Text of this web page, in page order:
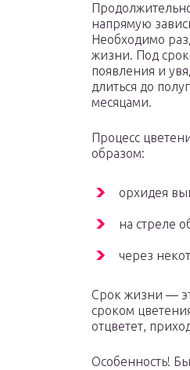
напрямую
Необходимо
жизни. Под
появления и
длиться до
месяцами.
Процесс
образом:
орхидея
на стреле
через
Срок жизни —
сроком
отцветет,
Особенность!